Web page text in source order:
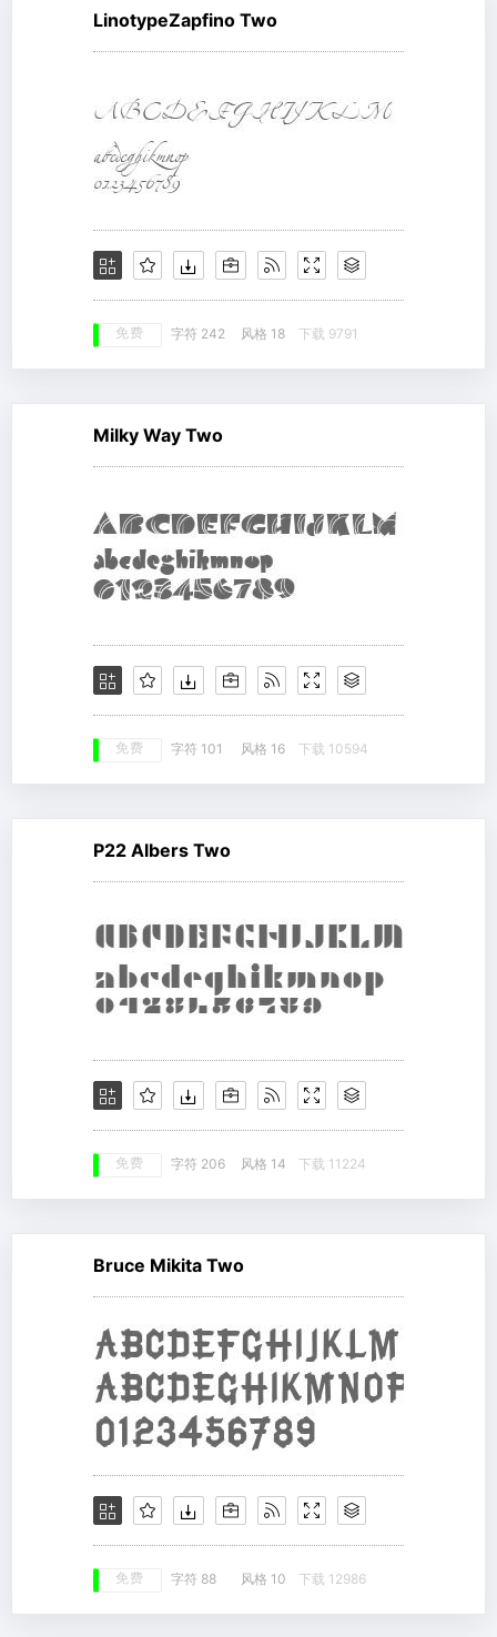
LinotypeZapfino Two
免费 字符 242 风格 18 下载 9791
Milky Way Two
免费 字符 101 风格 16 下载 10594
P22 Albers Two
免费 字符 206 风格 14 下载 11224
Bruce Mikita Two
免费 字符 88 风格 10 下载 12986